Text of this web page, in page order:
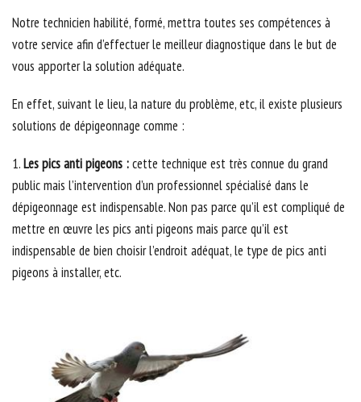
Notre technicien habilité, formé, mettra toutes ses compétences à
votre service afin d’effectuer le meilleur diagnostique dans le but de
vous apporter la solution adéquate.
En effet, suivant le lieu, la nature du problème, etc, il existe plusieurs
solutions de dépigeonnage comme :
1.Les pics anti pigeons :cette technique est très connue du grand
public mais l’intervention d’un professionnel spécialisé dans le
dépigeonnage est indispensable. Non pas parce qu’il est compliqué de
mettre en œuvre les pics anti pigeons mais parce qu’il est
indispensable de bien choisir l’endroit adéquat, le type de pics anti
pigeons à installer, etc.